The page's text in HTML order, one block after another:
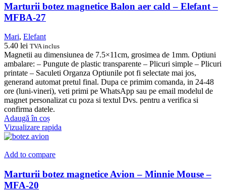
Marturii botez magnetice Balon aer cald – Elefant –
MFBA-27
Mari, Elefant
5.40 lei TVA inclus
Magnetii au dimensiunea de 7.5×11cm, grosimea de 1mm. Optiuni
ambalare: – Pungute de plastic transparente – Plicuri simple – Plicuri
printate – Saculeti Organza Optiunile pot fi selectate mai jos,
generand automat pretul final. Dupa ce primim comanda, in 24-48
ore (luni-vineri), veti primi pe WhatsApp sau pe email modelul de
magnet personalizat cu poza si textul Dvs. pentru a verifica si
confirma datele.
Adaugă în coș
Vizualizare rapida
Add to compare
Marturii botez magnetice Avion – Minnie Mouse –
MFA-20